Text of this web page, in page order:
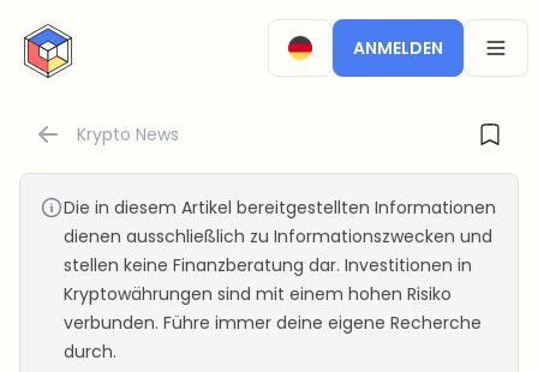
CryptoTicker
ANMELDEN
Krypto News
Die in diesem Artikel bereitgestellten Informationen
dienen ausschließlich zu Informationszwecken und
stellen keine Finanzberatung dar. Investitionen in
Kryptowährungen sind mit einem hohen Risiko
verbunden. Führe immer deine eigene Recherche
durch.